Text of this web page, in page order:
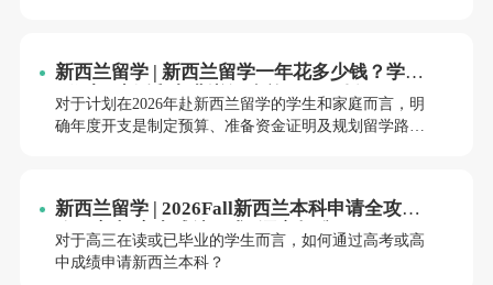
新西兰留学 | 新西兰留学一年花多少钱？学费
+住宿+生活和杂费详细账单（2026版）
对于计划在2026年赴新西兰留学的学生和家庭而言，明
确年度开支是制定预算、准备资金证明及规划留学路径
新西兰留学 | 2026Fall新西兰本科申请全攻
略：高考/高中成绩要求+语言标准
对于高三在读或已毕业的学生而言，如何通过高考或高
中成绩申请新西兰本科？